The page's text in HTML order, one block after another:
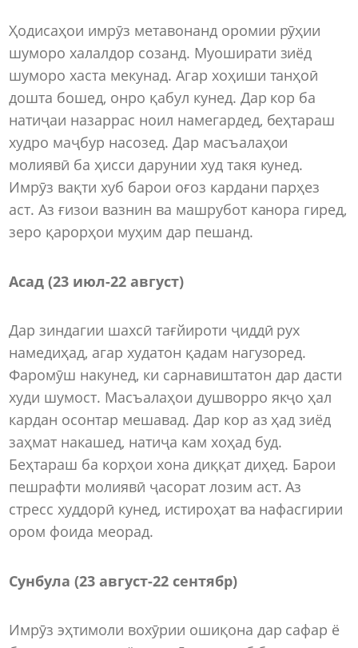
Ҳодисаҳои имрӯз метавонанд оромии рӯҳии
шуморо халалдор созанд. Муоширати зиёд
шуморо хаста мекунад. Агар хоҳиши танҳоӣ
дошта бошед, онро қабул кунед. Дар кор ба
натиҷаи назаррас ноил намегардед, беҳтараш
худро маҷбур насозед. Дар масъалаҳои
молиявӣ ба ҳисси дарунии худ такя кунед.
Имрӯз вақти хуб барои оғоз кардани парҳез
аст. Аз ғизои вазнин ва машрубот канора гиред,
зеро қарорҳои муҳим дар пешанд.
Асад (23 июл-22 август)
Дар зиндагии шахсӣ тағйироти ҷиддӣ рух
намедиҳад, агар худатон қадам нагузоред.
Фаромӯш накунед, ки сарнавиштатон дар дасти
худи шумост. Масъалаҳои душворро якҷо ҳал
кардан осонтар мешавад. Дар кор аз ҳад зиёд
заҳмат накашед, натиҷа кам хоҳад буд.
Беҳтараш ба корҳои хона диққат диҳед. Барои
пешрафти молиявӣ ҷасорат лозим аст. Аз
стресс худдорӣ кунед, истироҳат ва нафасгирии
ором фоида меорад.
Сунбула (23 август-22 сентябр)
Имрӯз эҳтимоли вохӯрии ошиқона дар сафар ё